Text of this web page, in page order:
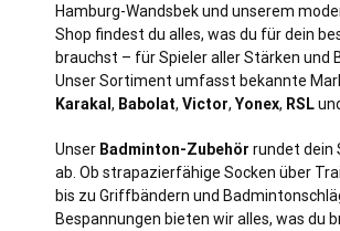
Hamburg-Wandsbek und unserem
Shop findest du alles, was du für dein
brauchst – für Spieler aller Stärken und
Unser Sortiment umfasst bekannte
Karakal , Babolat, Victor, Yonex, RSL
Unser Badminton-Zubehör rundet dein
ab. Ob strapazierfähige Socken über
bis zu Griffbändern und
Bespannungen bieten wir alles, was du